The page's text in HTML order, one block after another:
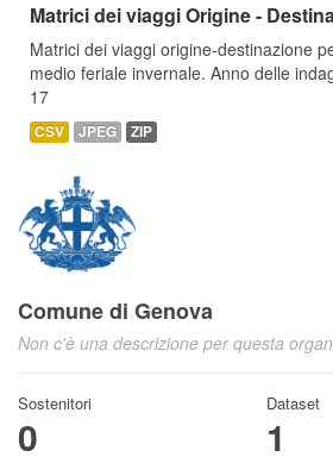
Matrici dei viaggi Origine -
Matrici dei viaggi origine-destinazione
medio feriale invernale. Anno delle
17
CSV JPEG ZIP
Comune di Genova
Non c'è una descrizione per questa
Sostenitori
0
Dataset
1